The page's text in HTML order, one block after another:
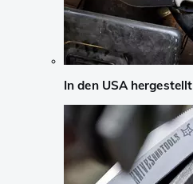
In den USA hergestellt